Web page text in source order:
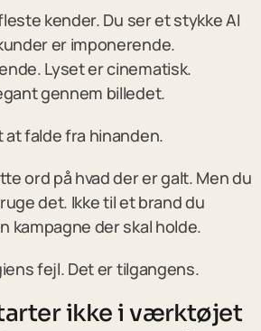
kender. Du ser et stykke AI
er imponerende.
Lyset er cinematisk.
gennem billedet.
falde fra hinanden.
ord på hvad der er galt. Men du
det. Ikke til et brand du
kampagne der skal holde.
fejl. Det er tilgangens.
ikke i værktøjet